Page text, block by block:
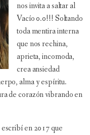
nos invita a saltar al
Vacío 0.0!!! Soltando
toda mentira interna
que nos rechina,
aprieta, incomoda,
crea ansiedad
alma y espíritu.
de corazón vibrando en
en 2017 que